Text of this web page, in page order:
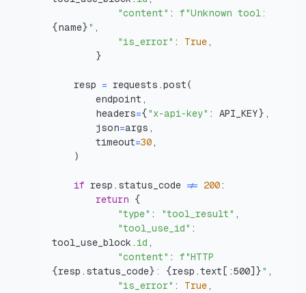
"content" :
{name}" ,
"is_error" : True ,
}
    resp
= requests .post(
        endpoint
,
        headers
={ "x-api-key" : API_KEY} ,
        json
=args ,
        timeout
=30 ,
)
if resp . status_code != 200:
return
{
"type" : "tool_result" ,
"tool_use_id" :
tool_use_block . id ,
"content" :
{resp . status_code} : {resp .text [ :500] }" ,
"is_error" : True ,